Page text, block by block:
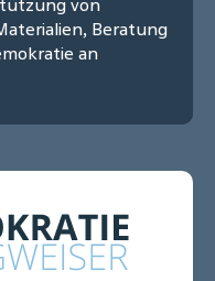
Beratung
an